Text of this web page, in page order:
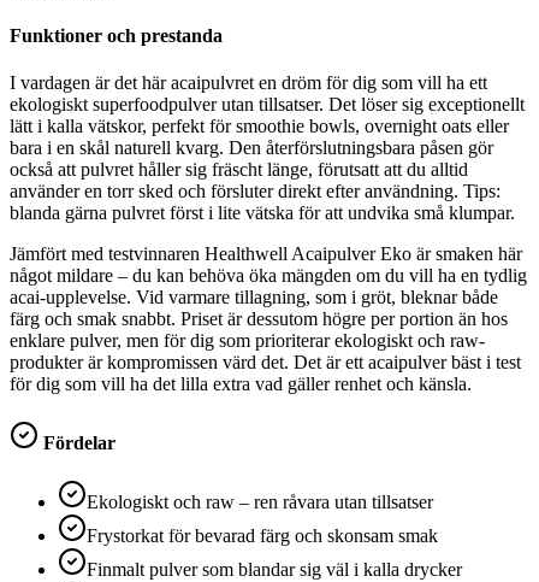
Funktioner och prestanda
I vardagen är det här acaipulvret en dröm för dig som vill ha ett
ekologiskt superfoodpulver utan tillsatser. Det löser sig exceptionellt
lätt i kalla vätskor, perfekt för smoothie bowls, overnight oats eller
bara i en skål naturell kvarg. Den återförslutningsbara påsen gör
också att pulvret håller sig fräscht länge, förutsatt att du alltid
använder en torr sked och försluter direkt efter användning. Tips:
blanda gärna pulvret först i lite vätska för att undvika små klumpar.
Jämfört med testvinnaren Healthwell Acaipulver Eko är smaken här
något mildare – du kan behöva öka mängden om du vill ha en tydlig
acai-upplevelse. Vid varmare tillagning, som i gröt, bleknar både
färg och smak snabbt. Priset är dessutom högre per portion än hos
enklare pulver, men för dig som prioriterar ekologiskt och raw-
produkter är kompromissen värd det. Det är ett acaipulver bäst i test
för dig som vill ha det lilla extra vad gäller renhet och känsla.
Fördelar
Ekologiskt och raw – ren råvara utan tillsatser
Frystorkat för bevarad färg och skonsam smak
Finmalt pulver som blandar sig väl i kalla drycker